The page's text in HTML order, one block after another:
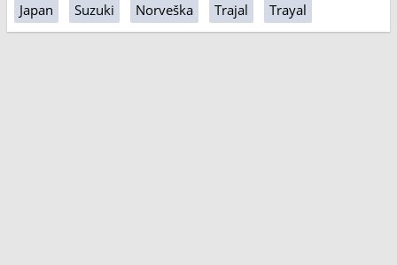
Japan Suzuki Norveška Trajal Trayal